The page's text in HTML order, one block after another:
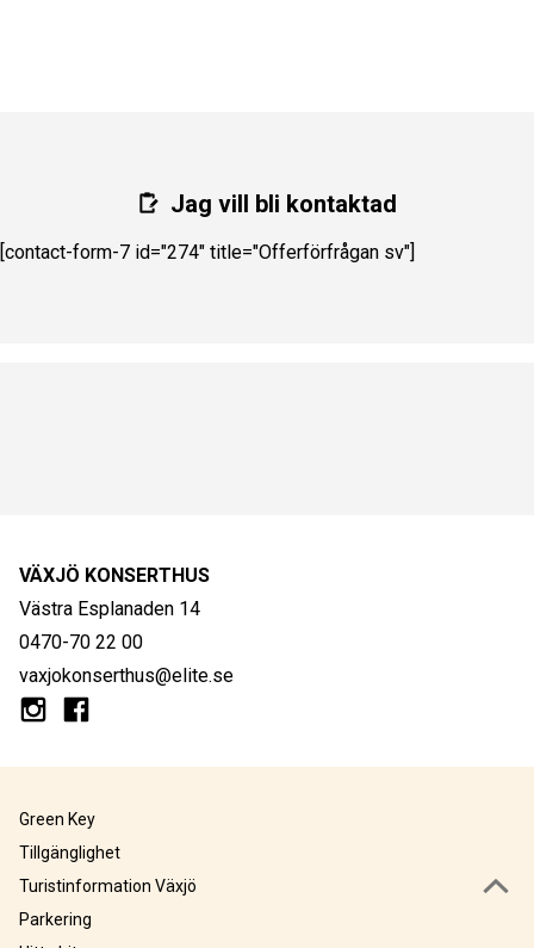
Jag vill bli kontaktad
[contact-form-7 id="274" title="Offerförfrågan sv"]
VÄXJÖ KONSERTHUS
Västra Esplanaden 14
0470-70 22 00
vaxjokonserthus@elite.se
Green Key
Tillgänglighet
Turistinformation Växjö
Parkering